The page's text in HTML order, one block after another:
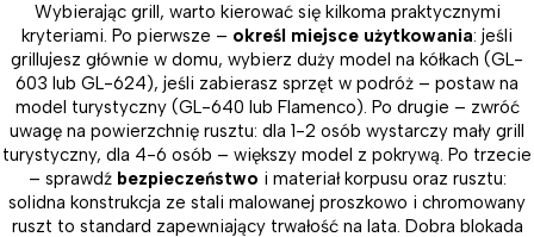
Wybierając grill, warto kierować się kilkoma praktycznymi
kryteriami. Po pierwsze – określ miejsce użytkowania: jeśli
grillujesz głównie w domu, wybierz duży model na kółkach (GL-
603 lub GL-624), jeśli zabierasz sprzęt w podróż – postaw na
model turystyczny (GL-640 lub Flamenco). Po drugie – zwróć
uwagę na powierzchnię rusztu: dla 1-2 osób wystarczy mały grill
turystyczny, dla 4-6 osób – większy model z pokrywą. Po trzecie
– sprawdź bezpieczeństwo i materiał korpusu oraz rusztu:
solidna konstrukcja ze stali malowanej proszkowo i chromowany
ruszt to standard zapewniający trwałość na lata. Dobra blokada